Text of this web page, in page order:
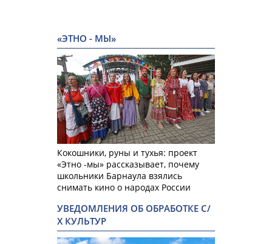
«ЭТНО - МЫ»
Кокошники, руны и тухья: проект
«Этно -мы» рассказывает, почему
школьники Барнаула взялись
снимать кино о народах России
УВЕДОМЛЕНИЯ ОБ ОБРАБОТКЕ С/
Х КУЛЬТУР